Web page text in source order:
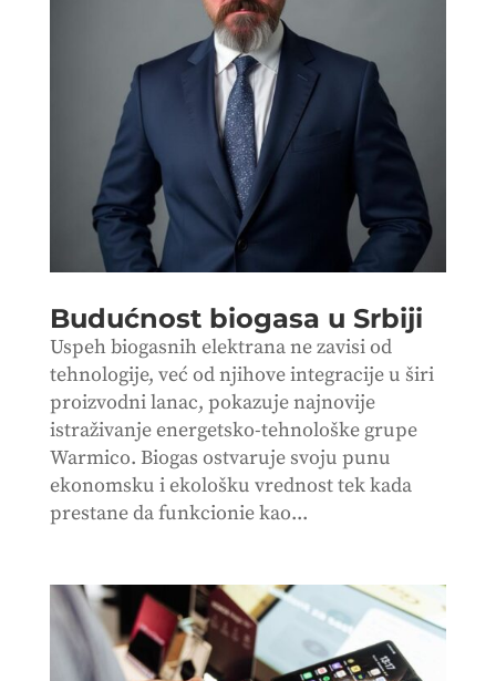
Budućnost biogasa u Srbiji
Uspeh biogasnih elektrana ne zavisi od
tehnologije, već od njihove integracije u širi
proizvodni lanac, pokazuje najnovije
istraživanje energetsko-tehnološke grupe
Warmico. Biogas ostvaruje svoju punu
ekonomsku i ekološku vrednost tek kada
prestane da funkcionie kao...